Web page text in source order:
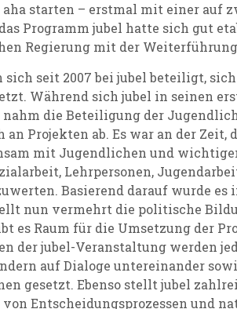
aha starten – erstmal mit einer auf
Programm jubel hatte sich gut
Regierung mit der
sich seit 2007 bei jubel beteiligt,
Während sich jubel in seinen
die Beteiligung der
Projekten ab. Es war an der Zeit,
mit Jugendlichen und
Lehrpersonen,
Basierend darauf wurde es
nun vermehrt die politische
es Raum für die Umsetzung der
der jubel-Veranstaltung werden
auf Dialoge untereinander
gesetzt. Ebenso stellt jubel
Entscheidungsprozessen und